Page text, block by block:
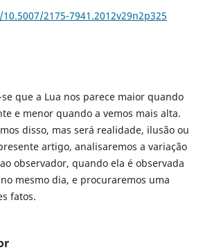
2175-7941.2012v29n2p325
que a Lua nos parece maior quando
e menor quando a vemos mais alta.
disso, mas será realidade, ilusão ou
artigo, analisaremos a variação
observador, quando ela é observada
mesmo dia, e procuraremos uma
fatos.